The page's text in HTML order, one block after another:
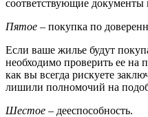
соответствующие документы
Пятое – покупка по
Если ваше жилье будут
необходимо проверить ее на
как вы всегда рискуете
лишили полномочий на
Шестое – дееспособность.